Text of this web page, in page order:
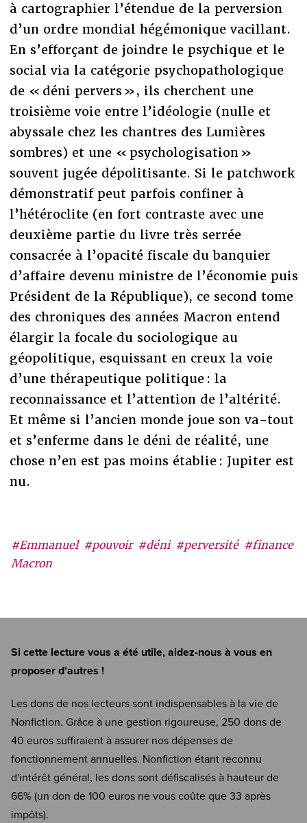
#Emmanuel
Macron
#pouvoir #déni #perversité #finance
à cartographier l’étendue de la perversion
d’un ordre mondial hégémonique vacillant.
En s’efforçant de joindre le psychique et le
social via la catégorie psychopathologique
de « déni pervers », ils cherchent une
troisième voie entre l’idéologie (nulle et
abyssale chez les chantres des Lumières
sombres) et une « psychologisation »
souvent jugée dépolitisante. Si le patchwork
démonstratif peut parfois confiner à
l’hétéroclite (en fort contraste avec une
deuxième partie du livre très serrée
consacrée à l’opacité fiscale du banquier
d’affaire devenu ministre de l’économie puis
Président de la République), ce second tome
des chroniques des années Macron entend
élargir la focale du sociologique au
géopolitique, esquissant en creux la voie
d’une thérapeutique politique : la
reconnaissance et l’attention de l’altérité.
Et même si l’ancien monde joue son va-tout
et s’enferme dans le déni de réalité, une
chose n’en est pas moins établie : Jupiter est
nu.
Si cette lecture vous a été utile, aidez-nous à vous en
proposer d'autres !
Les dons de nos lecteurs sont indispensables à la vie de
Nonfiction. Grâce à une gestion rigoureuse, 250 dons de
40 euros suffiraient à assurer nos dépenses de
fonctionnement annuelles. Nonfiction étant reconnu
d'intérêt général, les dons sont défiscalisés à hauteur de
66% (un don de 100 euros ne vous coûte que 33 après
impôts).